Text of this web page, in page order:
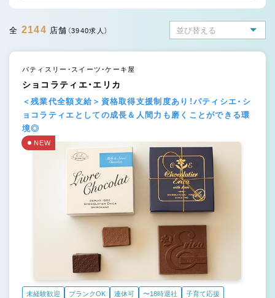
全 2144 店舗 （3940求人）
パティスリー・スイーツ・ケーキ屋
ショコラティエ・エリカ
＜残業代全額支給＞資格取得支援制度あり！パティシエ・シ
ョコラティエとしての成長＆人間力も磨くことができる環
境◎
NEW
未経験歓迎 ブランクOK 連休可 〜18時退社
子育て応援